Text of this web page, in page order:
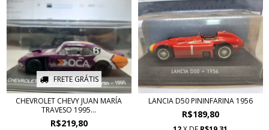
FRETE GRÁTIS
CHEVROLET CHEVY JUAN MARÍA
TRAVESO 1995...
R$219,80
LANCIA D50 PININFARINA 1956
R$189,80